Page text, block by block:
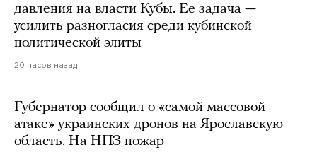
давления на власти Кубы. Ее задача —
усилить разногласия среди кубинской
политической элиты
20 часов назад
Губернатор сообщил о «самой массовой
атаке» украинских дронов на Ярославскую
область. На НПЗ пожар